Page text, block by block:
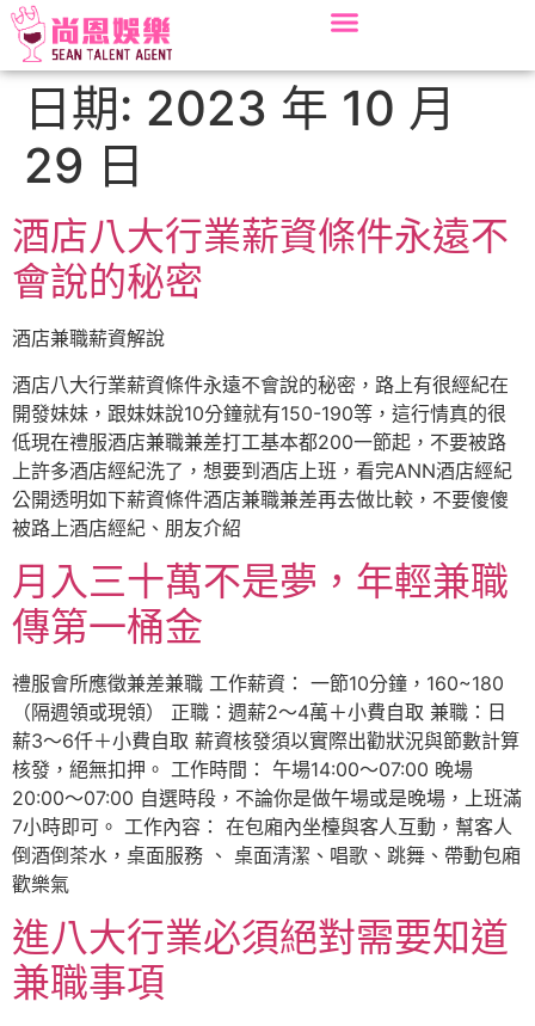
日期: 2023 年 10 月
29 日
酒店八大行業薪資條件永遠不
會說的秘密
酒店兼職薪資解說
酒店八大行業薪資條件永遠不會說的秘密，路上有很經紀在
開發妹妹，跟妹妹說10分鐘就有150-190等，這行情真的很
低現在禮服酒店兼職兼差打工基本都200一節起，不要被路
上許多酒店經紀洗了，想要到酒店上班，看完ANN酒店經紀
公開透明如下薪資條件酒店兼職兼差再去做比較，不要傻傻
被路上酒店經紀、朋友介紹
月入三十萬不是夢，年輕兼職
傳第一桶金
禮服會所應徵兼差兼職 工作薪資： 一節10分鐘，160~180
（隔週領或現領） 正職：週薪2～4萬＋小費自取 兼職：日
薪3～6仟＋小費自取 薪資核發須以實際出勸狀況與節數計算
核發，絕無扣押。 工作時間： 午場14:00～07:00 晚場
20:00～07:00 自選時段，不論你是做午場或是晚場，上班滿
7小時即可。 工作內容： 在包廂內坐檯與客人互動，幫客人
倒酒倒茶水，桌面服務 、 桌面清潔、唱歌、跳舞、帶動包廂
歡樂氣
進八大行業必須絕對需要知道
兼職事項